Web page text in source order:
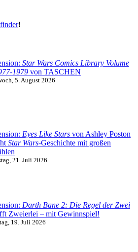
!
Star Wars Comics Library Volume
1979 von TASCHEN
5. August 2026
Eyes Like Stars von Ashley Poston
Star Wars-Geschichte mit großen
21. Juli 2026
Darth Bane 2: Die Regel der Zwei
Zweierlei – mit Gewinnspiel!
19. Juli 2026